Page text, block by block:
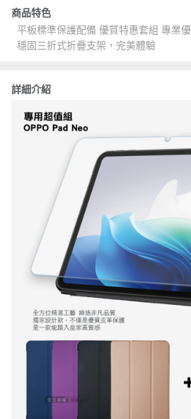
商品特色
平板標準保護配備 優質特惠套組 專業
穩固三折式折疊支架，完美體驗
詳細介紹